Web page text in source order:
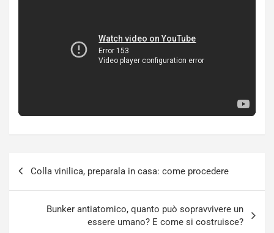
Colla vinilica, preparala in casa: come procedere
Bunker antiatomico, quanto può sopravvivere un
essere umano? E come si costruisce?